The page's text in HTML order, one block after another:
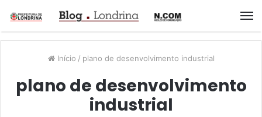
Início / plano de desenvolvimento industrial
plano de desenvolvimento
industrial